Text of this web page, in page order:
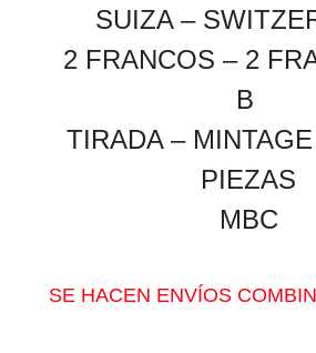
SUIZA –
2 FRANCOS – 2
B
TIRADA –
PIEZAS
MBC
SE HACEN ENVÍOS